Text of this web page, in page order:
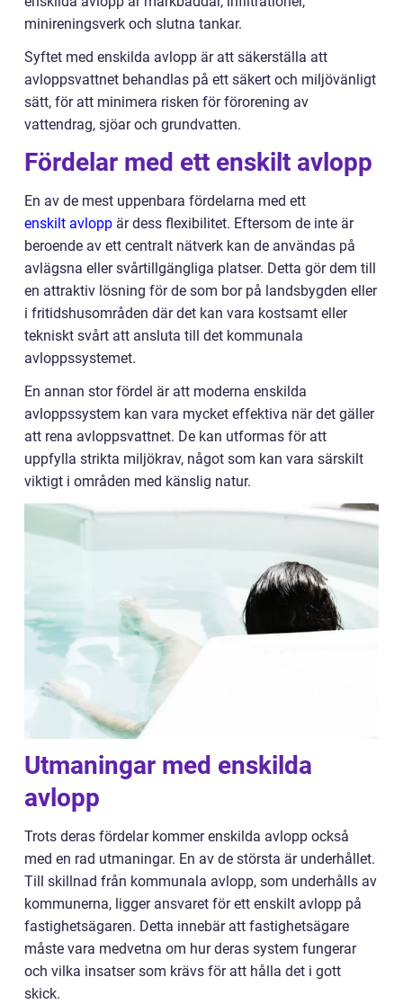
minireningsverk och slutna tankar.
Syftet med enskilda avlopp är att säkerställa att
avloppsvattnet behandlas på ett säkert och miljövänligt
sätt, för att minimera risken för förorening av
vattendrag, sjöar och grundvatten.
Fördelar med ett enskilt avlopp
En av de mest uppenbara fördelarna med ett
enskilt avlopp är dess flexibilitet. Eftersom de inte är
beroende av ett centralt nätverk kan de användas på
avlägsna eller svårtillgängliga platser. Detta gör dem till
en attraktiv lösning för de som bor på landsbygden eller
i fritidshusområden där det kan vara kostsamt eller
tekniskt svårt att ansluta till det kommunala
avloppssystemet.
En annan stor fördel är att moderna enskilda
avloppssystem kan vara mycket effektiva när det gäller
att rena avloppsvattnet. De kan utformas för att
uppfylla strikta miljökrav, något som kan vara särskilt
viktigt i områden med känslig natur.
Utmaningar med enskilda
avlopp
Trots deras fördelar kommer enskilda avlopp också
med en rad utmaningar. En av de största är underhållet.
Till skillnad från kommunala avlopp, som underhålls av
kommunerna, ligger ansvaret för ett enskilt avlopp på
fastighetsägaren. Detta innebär att fastighetsägare
måste vara medvetna om hur deras system fungerar
och vilka insatser som krävs för att hålla det i gott
skick.